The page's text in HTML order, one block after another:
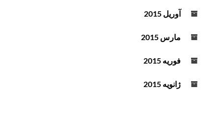
آوریل 2015
مارس 2015
فوریه 2015
ژانویه 2015